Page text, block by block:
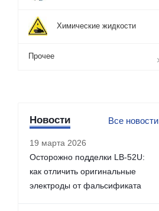
Химические жидкости
Прочее
Новости Все новости
19 марта 2026
Осторожно подделки LB-52U:
как отличить оригинальные
электроды от фальсификата